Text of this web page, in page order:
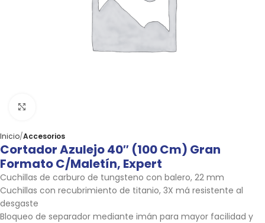
Inicio Accesorios
Cortador Azulejo 40″ (100 Cm) Gran
Formato C/maletín, Expert
Cuchillas de carburo de tungsteno con balero, 22 mm
Cuchillas con recubrimiento de titanio, 3X má resistente al
desgaste
Bloqueo de separador mediante imán para mayor facilidad y